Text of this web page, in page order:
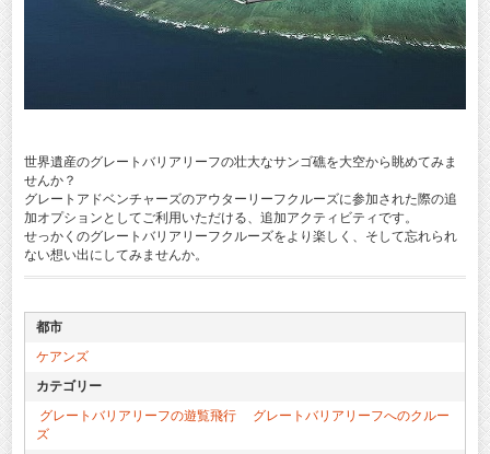
世界遺産のグレートバリアリーフの壮大なサンゴ礁を大空から眺めてみま
せんか？
グレートアドベンチャーズのアウターリーフクルーズに参加された際の追
加オプションとしてご利用いただける、追加アクティビティです。
せっかくのグレートバリアリーフクルーズをより楽しく、そして忘れられ
ない想い出にしてみませんか。
都市
ケアンズ
カテゴリー
グレートバリアリーフの遊覧飛行
グレートバリアリーフへのクルー
ズ